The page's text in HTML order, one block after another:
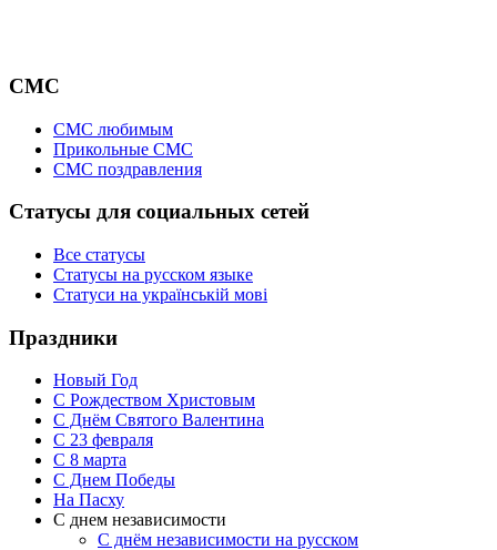
СМС
СМС любимым
Прикольные СМС
СМС поздравления
Статусы для социальных сетей
Все статусы
Статусы на русском языке
Статуси на українській мові
Праздники
Новый Год
С Рождеством Христовым
С Днём Святого Валентина
С 23 февраля
C 8 марта
С Днем Победы
На Пасху
С днем независимости
С днём независимости на русском